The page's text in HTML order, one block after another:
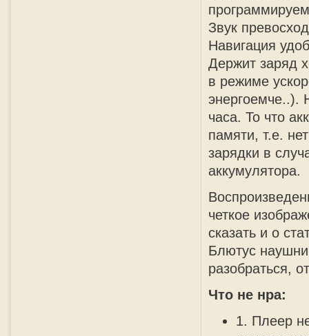
Звук
Навигация
Держит заряд
в режиме
энергоемче..).
часа. То что
памяти, т.е.
зарядки в
аккумулятора.
четкое
сказать и о
Блютус
разобраться,
Что не нра:
1. Плеер